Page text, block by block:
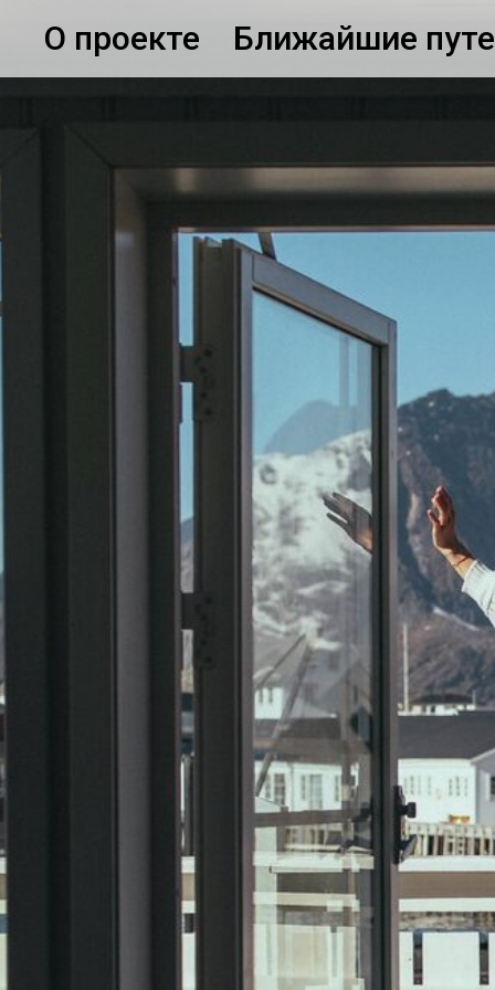
О проекте Ближайшие